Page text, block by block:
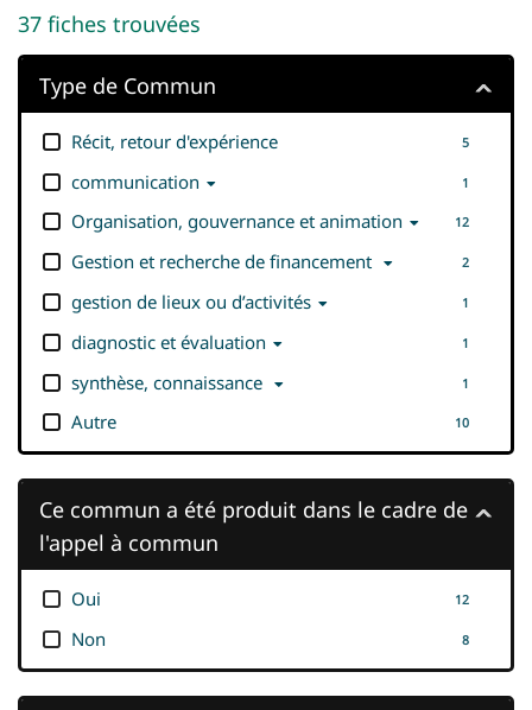
37 fiches trouvées
Type de Commun
Récit, retour d'expérience 5
communication 1
Organisation, gouvernance et animation 12
Gestion et recherche de financement 2
gestion de lieux ou d’activités 1
diagnostic et évaluation 1
synthèse, connaissance 1
Autre 10
Ce commun a été produit dans le cadre de
l'appel à commun
Oui 12
Non 8